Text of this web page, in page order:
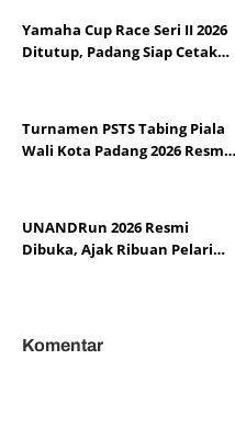
Yamaha Cup Race Seri II 2026
Ditutup, Padang Siap Cetak
Turnamen PSTS Tabing Piala
Wali Kota Padang 2026 Resmi
UNANDRun 2026 Resmi
Dibuka, Ajak Ribuan Pelari
Komentar